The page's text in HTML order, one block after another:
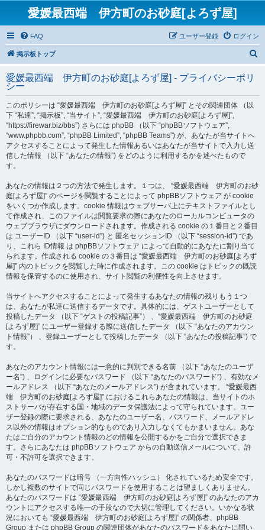
愛媛最西端 伊方町のお砂庭[よろず屋]
FAQ ログイン
ユーザー登録
掲示板トップ
愛媛最西端 伊方町のお砂庭[よろず屋] - プライバシーポリ
シー
このポリシーは “愛媛最西端 伊方町のお砂庭[よろず屋]” とその関連団体 （以
下 “私達”, “掲示板”, “当サイト”, “愛媛最西端 伊方町のお砂庭[よろず屋]”,
“https://firewar.biz/bbs”) さらには phpBB （以下 “phpBBソフトウェア”,
“www.phpbb.com”, “phpBB Limited”, “phpBB Teams”) が、あなたが当サイトへ
アクセスすることによって発生した情報あるいはあなたが当サイトで入力し送
信した情報 （以下 “あなたの情報”) をどのように利用するかを述べたもので
す。
あなたの情報は２つの方法で発生します。１つは、 “愛媛最西端 伊方町のお砂
庭[よろず屋]” のページを閲覧することによって phpBBソフトウェア が cookie
をいくつか作成します。cookie 情報はウェブサーバ上にテキストファイルとし
て作成され、このファイルは閲覧要求の際にあなたのローカルコンピュータの
ウェブブラウザにダウンロードされます。作成される cookie の１番目と２番目
は ユーザーID （以下 “user-id”) と 匿名セッションID （以下 “session-id”) であ
り、これら ID情報 は phpBBソフトウェア によって自動的にあなたに割り当て
られます。作成される cookie の３番目は “愛媛最西端 伊方町のお砂庭[よろず
屋]” 内のトピックを閲覧した時に作成されます。この cookie はトピックの既読
情報を保管するのに使用され、サイト閲覧の利便性を向上させます。
当サイトへアクセスすることによって発生するあなたの情報の残りもう１つ
は、あなたが私達に送信するデータです。具体的には、ゲストユーザーとして
投稿したデータ （以下 “ゲストの投稿記事”） 、“愛媛最西端 伊方町のお砂庭
[よろず屋]” にユーザー登録する際に送信したデータ （以下 “あなたのアカウン
ト情報”） 、登録ユーザーとして投稿したデータ （以下 “あなたの投稿記事”) で
す。
あなたのアカウント情報には一意的に判別できる名前 （以下 “あなたのユーザ
ー名”) 、ログインに必要なパスワード （以下 “あなたのパスワード”) 、有効なメ
ールアドレス （以下 “あなたのメールアドレス”) が含まれています。 “愛媛最西
端 伊方町のお砂庭[よろず屋]” におけるこれらあなたの情報は、当サイトのホ
ストサーバが存在する国・地域のデータ保護法によって守られています。ユー
ザー登録の際に要求される、あなたのユーザー名、パスワード、メールアドレ
ス以外の情報はオプション的なものであり入力しなくてもかまいません。あな
たはご自分のアカウント情報のどの情報を公開するかをご自分で選択できま
す。さらにあなたは phpBBソフトウェア からの自動送信メールについて、許
可・不許可を選択できます。
あなたのパスワードは暗号 （一方向性ハッシュ） 化されているため安全です。
しかし複数のサイトで同じパスワードを使用することは望ましくありません。
あなたのパスワードは “愛媛最西端 伊方町のお砂庭[よろず屋]” のあなたのアカ
ウントにアクセスする唯一の手段なので大切に管理してください。いかなる状
況においても “愛媛最西端 伊方町のお砂庭[よろず屋]” の関係者、phpBB
Group または phpBB Group の関連団体があなたのパスワードをあなたに問い